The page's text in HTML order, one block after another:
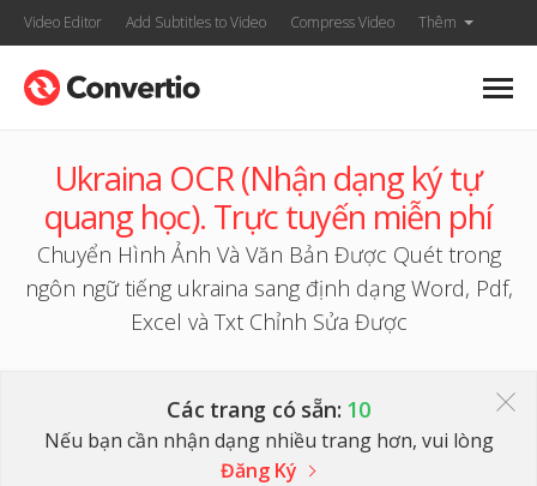
Video Editor Add Subtitles to Video Compress Video Thêm
Ukraina OCR (Nhận dạng ký tự
quang học). Trực tuyến miễn phí
Chuyển Hình Ảnh Và Văn Bản Được Quét trong
ngôn ngữ tiếng ukraina sang định dạng Word, Pdf,
Excel và Txt Chỉnh Sửa Được
Các trang có sẵn: 10
Nếu bạn cần nhận dạng nhiều trang hơn, vui lòng
Đăng Ký